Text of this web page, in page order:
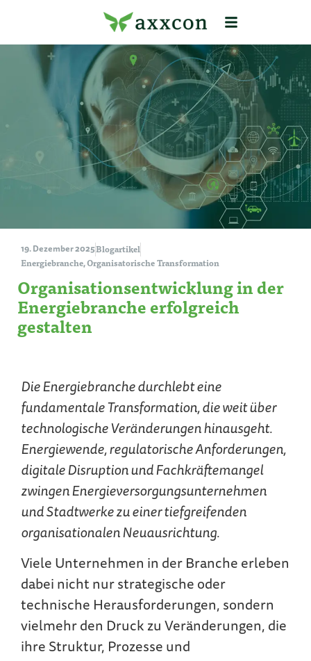
19. Dezember 2025Blogartikel
Energiebranche,Organisatorische Transformation
Organisationsentwicklung in der
Energiebranche erfolgreich
gestalten
Die Energiebranche durchlebt eine
fundamentale Transformation, die weit über
technologische Veränderungen hinausgeht.
Energiewende, regulatorische Anforderungen,
digitale Disruption und Fachkräftemangel
zwingen Energieversorgungsunternehmen
und Stadtwerke zu einer tiefgreifenden
organisationalen Neuausrichtung.
Viele Unternehmen in der Branche erleben
dabei nicht nur strategische oder
technische Herausforderungen, sondern
vielmehr den Druck zu Veränderungen, die
ihre Struktur, Prozesse und